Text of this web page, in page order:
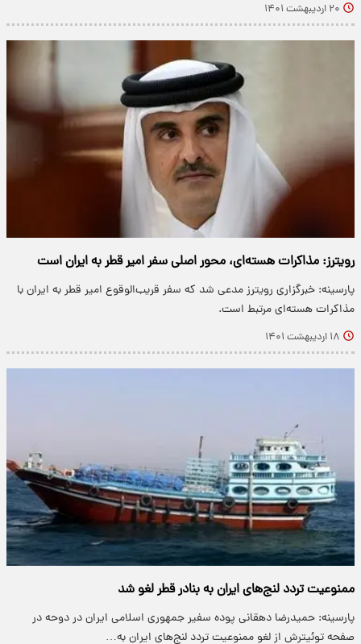
۲۰ اردیبهشت ۱۴۰۱
رویترز: مذاکرات هسته‌ای، محور اصلی سفر امیر قطر به ایران است
پارسینه: خبرگزاری رویترز مدعی شد که سفر قریب‌الوقوع امیر قطر به ایران با
مذاکرات هسته‌ای مرتبط است.
۱۸ اردیبهشت ۱۴۰۱
ممنوعیت تردد لنج‌های ایران به بنادر قطر لغو شد
پارسینه: حمیدرضا دهقانی پوده سفیر جمهوری اسلامی ایران در دوحه در
صفحه توئیترش از لغو ممنوعیت تردد لنج‌های ایران به…